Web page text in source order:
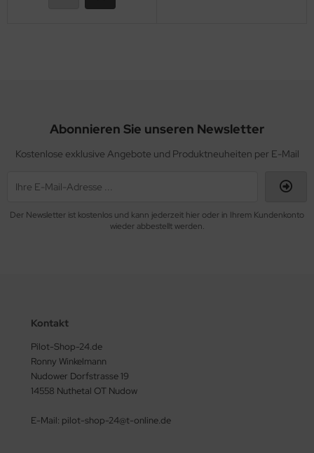
Abonnieren Sie unseren Newsletter
Kostenlose exklusive Angebote und Produktneuheiten per E-Mail
Der Newsletter ist kostenlos und kann jederzeit hier oder in Ihrem Kundenkonto
wieder abbestellt werden.
Kontakt
Pilot-Shop-24.de
Ronny Winkelmann
Nudower Dorfstrasse 19
14558 Nuthetal OT Nudow
E-Mail: pilot-shop-24@t-online.de
Dämpfer